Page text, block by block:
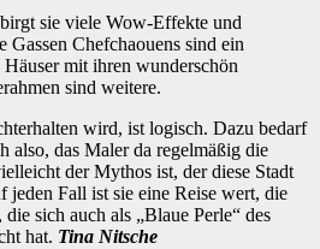
sie viele Wow-Effekte und
Chefchaouens sind ein
mit ihren wunderschön
sind weitere.
wird, ist logisch. Dazu bedarf
also, das Maler da regelmäßig die
der Mythos ist, der diese Stadt
Fall ist sie eine Reise wert, die
sich auch als „Blaue Perle“ des
hat. Tina Nitsche